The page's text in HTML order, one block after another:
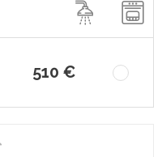
510 €